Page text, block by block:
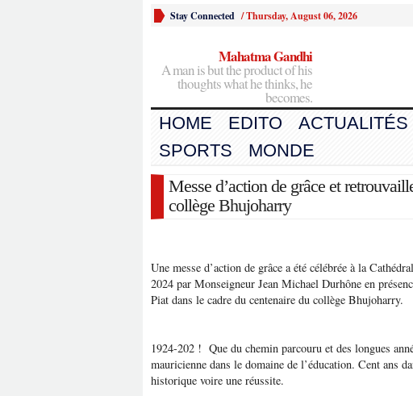
Stay Connected /Thursday, August 06, 2026
Mahatma Gandhi
A man is but the product of his
thoughts what he thinks, he
becomes.
HOME EDITO ACTUALITÉS
SPORTS
MONDE
Messe d’action de grâce et
collège Bhujoharry
Une messe d’action de grâce a été célébrée à la
2024 par Monseigneur Jean Michael Durhône en
Piat dans le cadre du centenaire du collège Bhujoharry.
1924-202 ! Que du chemin parcouru et des longues
mauricienne dans le domaine de l’éducation. Cent ans
historique voire une réussite.